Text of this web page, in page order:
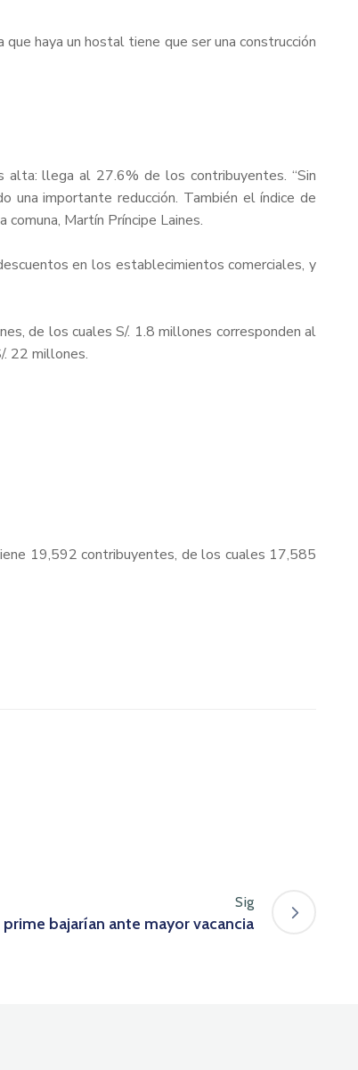
haya un hostal tiene que ser una construcción
alta: llega al 27.6% de los contribuyentes. “Sin
una importante reducción. También el índice de
Martín Príncipe Laines.
en los establecimientos comerciales, y
de los cuales S/. 1.8 millones corresponden al
22 millones.
19,592 contribuyentes, de los cuales 17,585
Sig
bajarían ante mayor vacancia